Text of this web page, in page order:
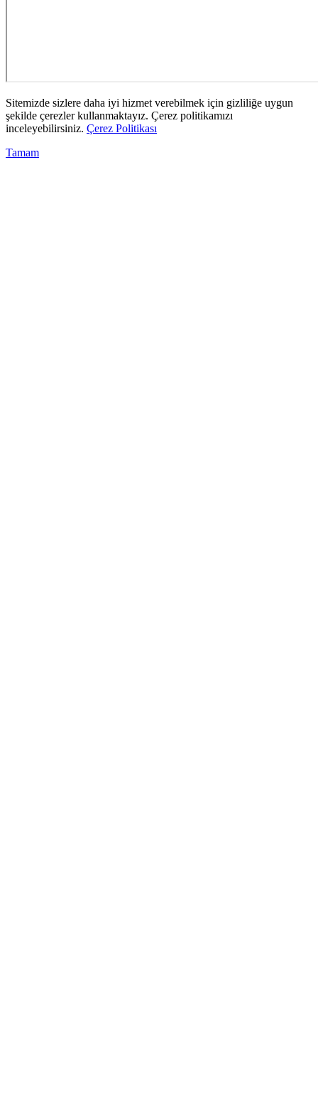
Sitemizde sizlere daha iyi hizmet verebilmek için gizliliğe uygun
şekilde çerezler kullanmaktayız. Çerez politikamızı
inceleyebilirsiniz. Çerez Politikası
Tamam